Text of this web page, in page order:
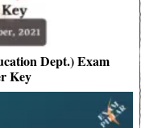
Dept.) Exam
Key